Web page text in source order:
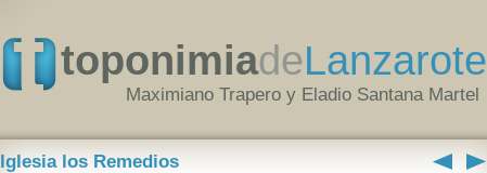
toponimiadeLanzarote
Maximiano Trapero y Eladio Santana Martel
Iglesia los Remedios